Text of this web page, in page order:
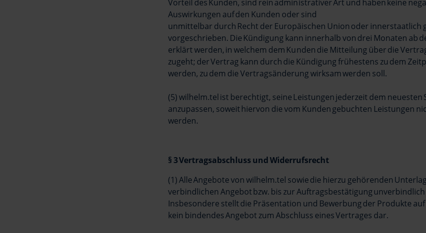
Vorteil des Kunden, sind rein administrativer Art und haben keine
Auswirkungen auf den Kunden oder sind
unmittelbar durch Recht der Europäischen Union oder innerstaatlich
vorgeschrieben. Die Kündigung kann innerhalb von drei Monaten ab
erklärt werden, in welchem dem Kunden die Mitteilung über die
zugeht; der Vertrag kann durch die Kündigung frühestens zu dem
werden, zu dem die Vertragsänderung wirksam werden soll.
(5) wilhelm.tel ist berechtigt, seine Leistungen jederzeit dem neuesten
anzupassen, soweit hiervon die vom Kunden gebuchten Leistungen
werden.
§ 3 Vertragsabschluss und Widerrufsrecht
(1) Alle Angebote von wilhelm.tel sowie die hierzu gehörenden
verbindlichen Angebot bzw. bis zur Auftragsbestätigung
Insbesondere stellt die Präsentation und Bewerbung der Produkte
kein bindendes Angebot zum Abschluss eines Vertrages dar.